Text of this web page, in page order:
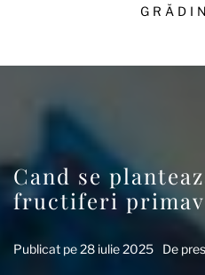
Cand se
fructiferi
Publicat pe28 iulie 2025 De